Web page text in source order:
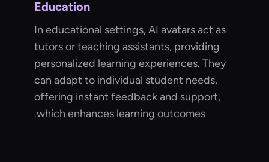
Education
In educational settings, AI avatars act as
tutors or teaching assistants, providing
personalized learning experiences. They
can adapt to individual student needs,
offering instant feedback and support,
which enhances learning outcomes.